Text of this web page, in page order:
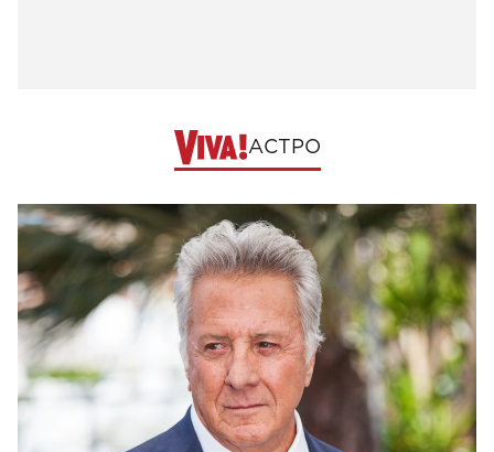
АСТРО